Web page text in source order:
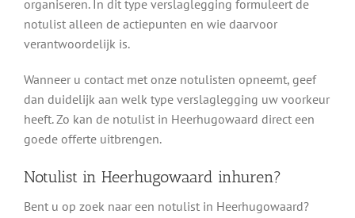
organiseren. In dit type verslaglegging formuleert de
notulist alleen de actiepunten en wie daarvoor
verantwoordelijk is.
Wanneer u contact met onze notulisten opneemt, geef
dan duidelijk aan welk type verslaglegging uw voorkeur
heeft. Zo kan de notulist in Heerhugowaard direct een
goede offerte uitbrengen.
Notulist in Heerhugowaard inhuren?
Bent u op zoek naar een notulist in Heerhugowaard?